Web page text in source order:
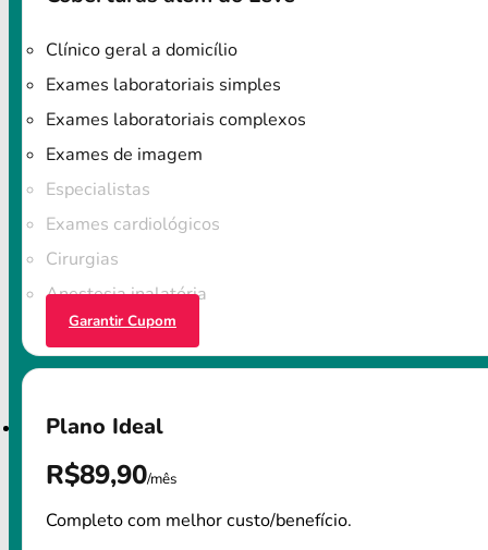
Clínico geral a domicílio
Exames laboratoriais simples
Exames laboratoriais complexos
Exames de imagem
Especialistas
Exames cardiológicos
Cirurgias
Anestesia inalatória
Garantir Cupom
Plano Ideal
R$89,90/mês
Completo com melhor custo/benefício.